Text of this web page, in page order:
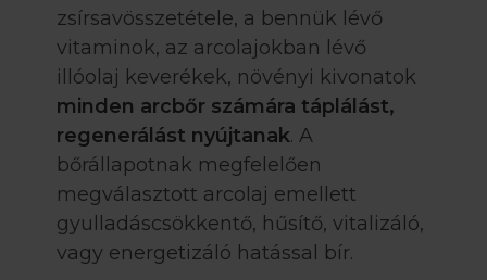
zsírsavösszetétele, a bennük lévő
vitaminok, az arcolajokban lévő
illóolaj keverékek, növényi kivonatok
minden arcbőr számára táplálást,
regenerálást nyújtanak. A
bőrállapotnak megfelelően
megválasztott arcolaj emellett
gyulladáscsökkentő, hűsítő, vitalizáló,
vagy energetizáló hatással bír.